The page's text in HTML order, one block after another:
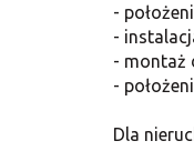
-
-
- montaż
-
Dla